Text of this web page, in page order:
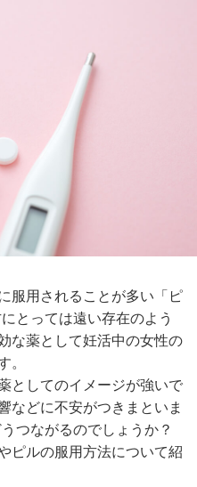
服用されることが多い「ピ
とっては遠い存在のよう
な薬として妊活中の女性の
。
としてのイメージが強いで
などに不安がつきまといま
つながるのでしょうか？
ピルの服用方法について紹